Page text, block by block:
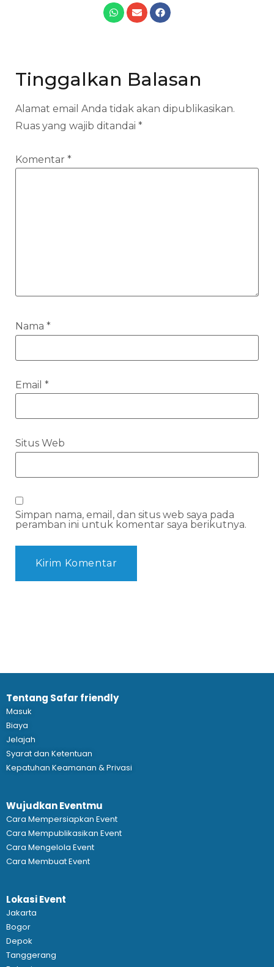
Tinggalkan Balasan
Alamat email Anda tidak akan dipublikasikan.
Ruas yang wajib ditandai *
Komentar *
Nama *
Email *
Situs Web
Simpan nama, email, dan situs web saya pada
peramban ini untuk komentar saya berikutnya.
Tentang Safar friendly
Masuk
Biaya
Jelajah
Syarat dan Ketentuan
Kepatuhan Keamanan & Privasi
Wujudkan Eventmu
Cara Mempersiapkan Event
Cara Mempublikasikan Event
Cara Mengelola Event
Cara Membuat Event
Lokasi Event
Jakarta
Bogor
Depok
Tanggerang